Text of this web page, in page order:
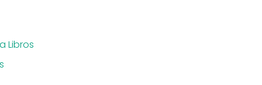
Libros